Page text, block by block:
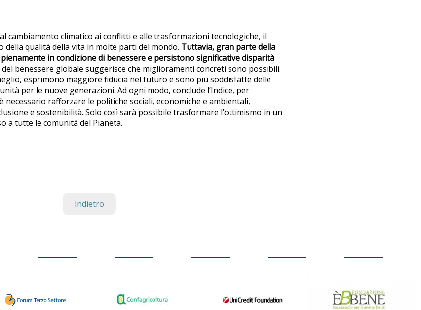
cambiamento climatico ai conflitti e alle trasformazioni tecnologiche, il
qualità della vita in molte parti del mondo. Tuttavia, gran parte della
in condizione di benessere e persistono significative disparità
benessere globale suggerisce che miglioramenti concreti sono possibili.
esprimono maggiore fiducia nel futuro e sono più soddisfatte delle
per le nuove generazioni. Ad ogni modo, conclude l’Indice, per
necessario rafforzare le politiche sociali, economiche e ambientali,
e sostenibilità. Solo così sarà possibile trasformare l’ottimismo in un
a tutte le comunità del Pianeta.
Indietro